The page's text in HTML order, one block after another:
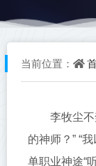
当前位置：
李牧尘
的神师？” “
单职业神途“